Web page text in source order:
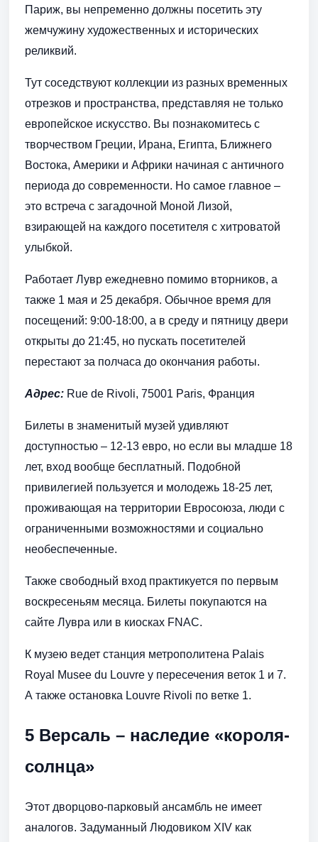
Париж, вы непременно должны посетить эту
жемчужину художественных и исторических
реликвий.
Тут соседствуют коллекции из разных временных
отрезков и пространства, представляя не только
европейское искусство. Вы познакомитесь с
творчеством Греции, Ирана, Египта, Ближнего
Востока, Америки и Африки начиная с античного
периода до современности. Но самое главное –
это встреча с загадочной Моной Лизой,
взирающей на каждого посетителя с хитроватой
улыбкой.
Работает Лувр ежедневно помимо вторников, а
также 1 мая и 25 декабря. Обычное время для
посещений: 9:00-18:00, а в среду и пятницу двери
открыты до 21:45, но пускать посетителей
перестают за полчаса до окончания работы.
Адрес: Rue de Rivoli, 75001 Paris, Франция
Билеты в знаменитый музей удивляют
доступностью – 12-13 евро, но если вы младше 18
лет, вход вообще бесплатный. Подобной
привилегией пользуется и молодежь 18-25 лет,
проживающая на территории Евросоюза, люди с
ограниченными возможностями и социально
необеспеченные.
Также свободный вход практикуется по первым
воскресеньям месяца. Билеты покупаются на
сайте Лувра или в киосках FNAC.
К музею ведет станция метрополитена Palais
Royal Musee du Louvre у пересечения веток 1 и 7.
А также остановка Louvre Rivoli по ветке 1.
5 Версаль – наследие «короля-
солнца»
Этот дворцово-парковый ансамбль не имеет
аналогов. Задуманный Людовиком XIV как